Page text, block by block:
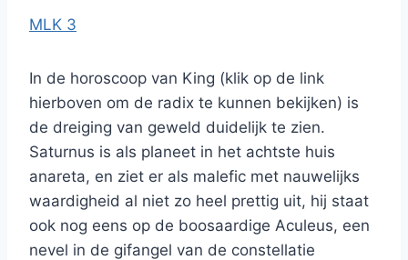
MLK 3
In de horoscoop van King (klik op de link
hierboven om de radix te kunnen bekijken) is
de dreiging van geweld duidelijk te zien.
Saturnus is als planeet in het achtste huis
anareta, en ziet er als malefic met nauwelijks
waardigheid al niet zo heel prettig uit, hij staat
ook nog eens op de boosaardige Aculeus, een
nevel in de gifangel van de constellatie